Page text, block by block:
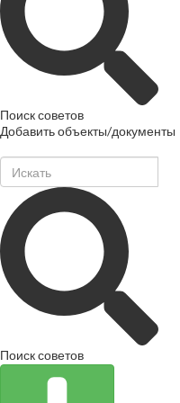
Поиск советов
Добавить объекты/документы
Поиск советов